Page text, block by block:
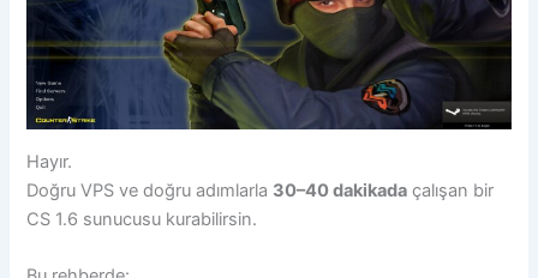
Hayır.
Doğru VPS ve doğru adımlarla 30–40 dakikada çalışan bir
CS 1.6 sunucusu kurabilirsin.